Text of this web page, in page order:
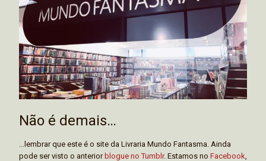
Não é demais…
...lembrar que este é o site da Livraria Mundo Fantasma. Ainda
pode ser visto o anteriorblogue no Tumblr. Estamos no Facebook